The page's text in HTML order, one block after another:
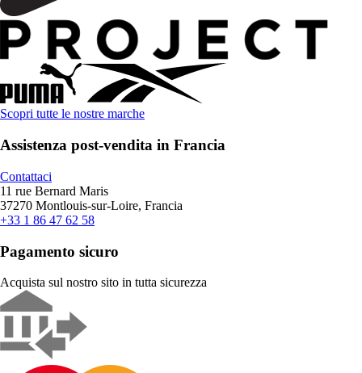
Scopri tutte le nostre marche
Assistenza post-vendita in Francia
Contattaci
11 rue Bernard Maris
37270 Montlouis-sur-Loire, Francia
+33 1 86 47 62 58
Pagamento sicuro
Acquista sul nostro sito in tutta sicurezza